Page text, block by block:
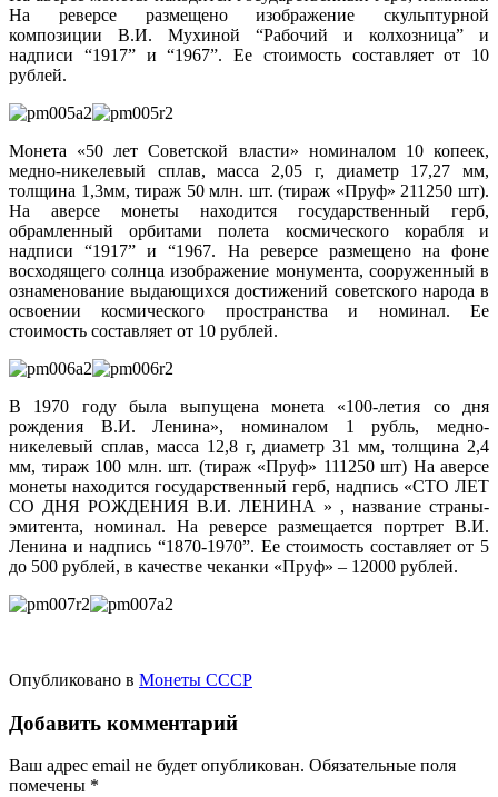
На реверсе размещено изображение скульптурной
композиции В.И. Мухиной “Рабочий и колхозница” и
надписи “1917” и “1967”. Ее стоимость составляет от 10
рублей.
Монета «50 лет Советской власти» номиналом 10 копеек,
медно-никелевый сплав, масса 2,05 г, диаметр 17,27 мм,
толщина 1,3мм, тираж 50 млн. шт. (тираж «Пруф» 211250 шт).
На аверсе монеты находится государственный герб,
обрамленный орбитами полета космического корабля и
надписи “1917” и “1967. На реверсе размещено на фоне
восходящего солнца изображение монумента, сооруженный в
ознаменование выдающихся достижений советского народа в
освоении космического пространства и номинал. Ее
стоимость составляет от 10 рублей.
В 1970 году была выпущена монета «100-летия со дня
рождения В.И. Ленина», номиналом 1 рубль, медно-
никелевый сплав, масса 12,8 г, диаметр 31 мм, толщина 2,4
мм, тираж 100 млн. шт. (тираж «Пруф» 111250 шт) На аверсе
монеты находится государственный герб, надпись «СТО ЛЕТ
СО ДНЯ РОЖДЕНИЯ В.И. ЛЕНИНА » , название страны-
эмитента, номинал. На реверсе размещается портрет В.И.
Ленина и надпись “1870-1970”. Ее стоимость составляет от 5
до 500 рублей, в качестве чеканки «Пруф» – 12000 рублей.
Опубликовано в Монеты СССР
Добавить комментарий
Ваш адрес email не будет опубликован. Обязательные поля
помечены *